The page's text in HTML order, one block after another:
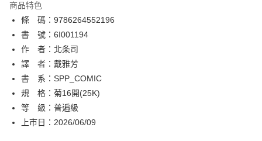
相關說明
【關於「AFTEE先享後付」】
AFTEE先享後付是「在收到商品之後才付款」的支付方式。 讓您購物簡單
便利好安心！
１．簡單：不需註冊會員、不需綁卡、不需儲值。
２．便利：只要手機號碼，簡訊認證，即可結帳。
３．安心：先確認商品／服務後，再付款。
【「AFTEE先享後付」結帳流程】
１．於結帳方式選擇「AFTEE先享後付」後，將跳轉至「AFTEE先享後付」
結帳頁面，進行簡訊認證並確認金額後，即可完成結帳。
２．訂單成立數日內，您將收到繳費通知簡訊。
ATM付款
運送方式
全家取貨付款
每筆NT$80，滿NT$500(含以上)免運費
付款後全家取貨
商品特色
條 碼：9786264552196
書 號：6I001194
作 者：北条司
譯 者：戴雅芳
書 系：SPP_COMIC
規 格：菊16開(25K)
等 級：普遍級
上市日：2026/06/09